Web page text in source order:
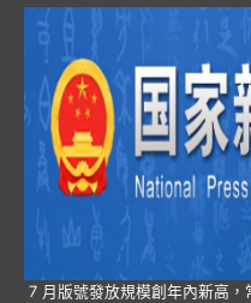
7 月版號發放規模創年內新高